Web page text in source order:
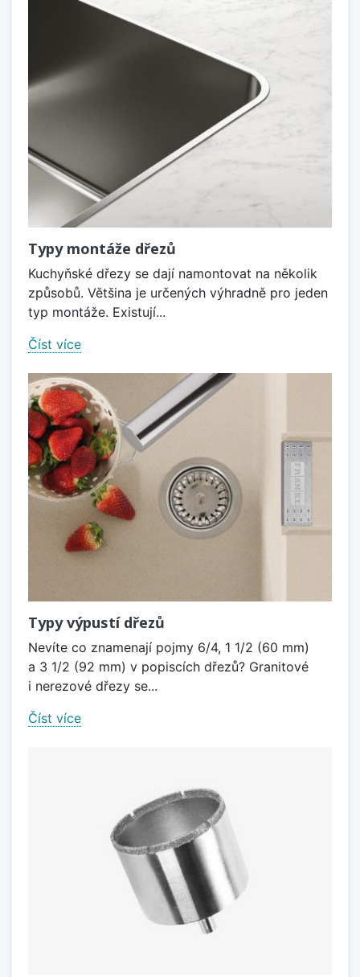
Typy montáže dřezů
Kuchyňské dřezy se dají namontovat na několik
způsobů. Většina je určených výhradně pro jeden
typ montáže. Existují...
Číst více
Typy výpustí dřezů
Nevíte co znamenají pojmy 6/4, 1 1/2 (60 mm)
a 3 1/2 (92 mm) v popiscích dřezů? Granitové
i nerezové dřezy se...
Číst více